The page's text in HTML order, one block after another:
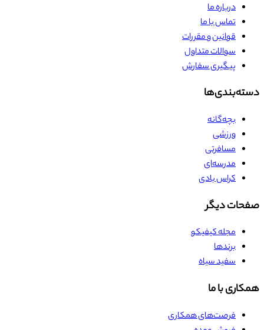
درباره ما
تماس با ما
قوانین و مقررات
سوالات متداول
پیگیری سفارش
دسته‌بندی‌ها
بچه‌گانه
ورزشی
مسافرتی
مدرسه‌ای
کراس بادی
صفحات دیگر
مجله کیفیکو
برندها
سفید سیاه
همکاری با ما
فرصت‌های همکاری